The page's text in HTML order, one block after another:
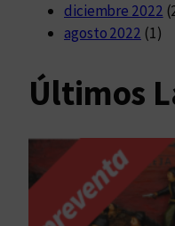
diciembre 2022
agosto 2022 (1)
Últimos